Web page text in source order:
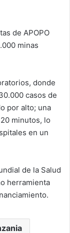
de APOPO
minas
donde
casos de
por alto; una
minutos, lo
en un
de la Salud
herramienta